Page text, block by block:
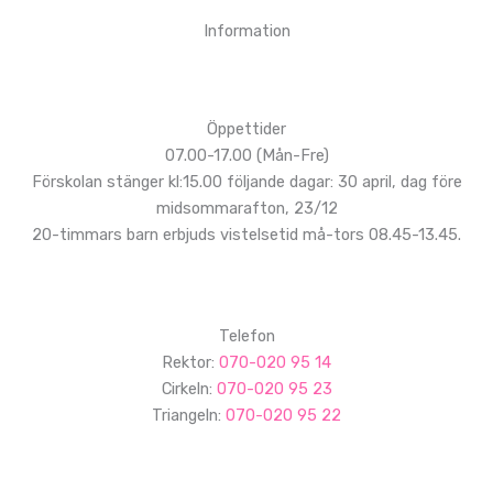
Information
Öppettider
07.00-17.00 (Mån-Fre)
Förskolan stänger kl:15.00 följande dagar: 30 april, dag före
midsommarafton, 23/12
20-timmars barn erbjuds vistelsetid må-tors 08.45-13.45.
Telefon
Rektor: 070-020 95 14
Cirkeln: 070-020 95 23
Triangeln: 070-020 95 22